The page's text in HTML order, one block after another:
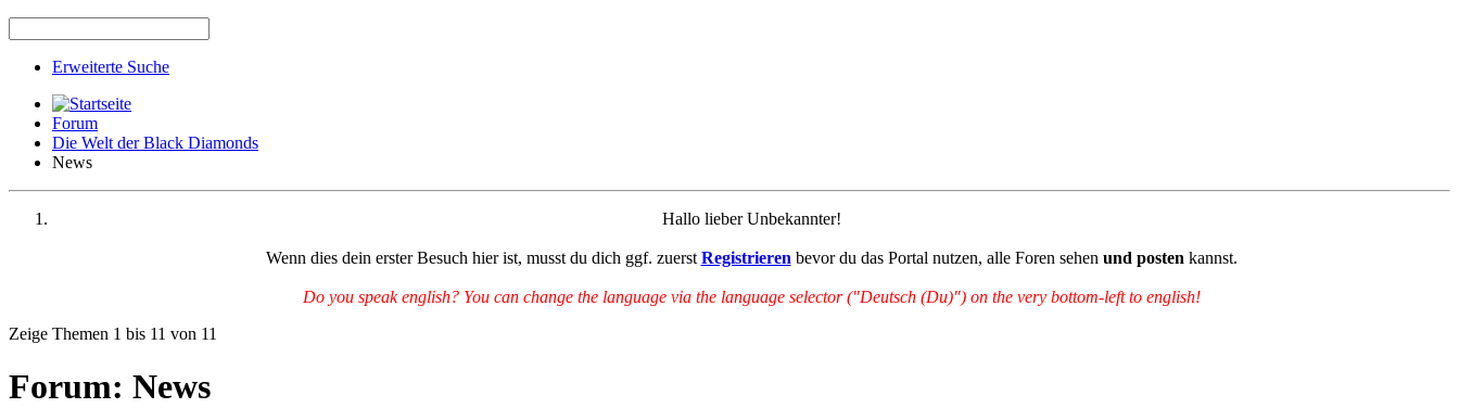
Erweiterte Suche
Forum
Die Welt der Black Diamonds
News
Hallo lieber Unbekannter!
Wenn dies dein erster Besuch hier ist, musst du dich ggf. zuerst Registrieren bevor du das Portal nutzen, alle Foren sehen und posten kannst.
Do you speak english? You can change the language via the language selector ("Deutsch (Du)") on the very bottom-left to english!
Zeige Themen 1 bis 11 von 11
Forum: News